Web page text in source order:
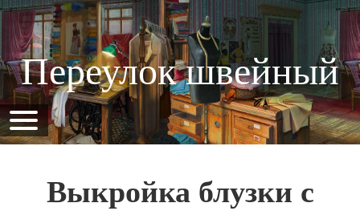
Переулок швейный
Выкройка блузки с